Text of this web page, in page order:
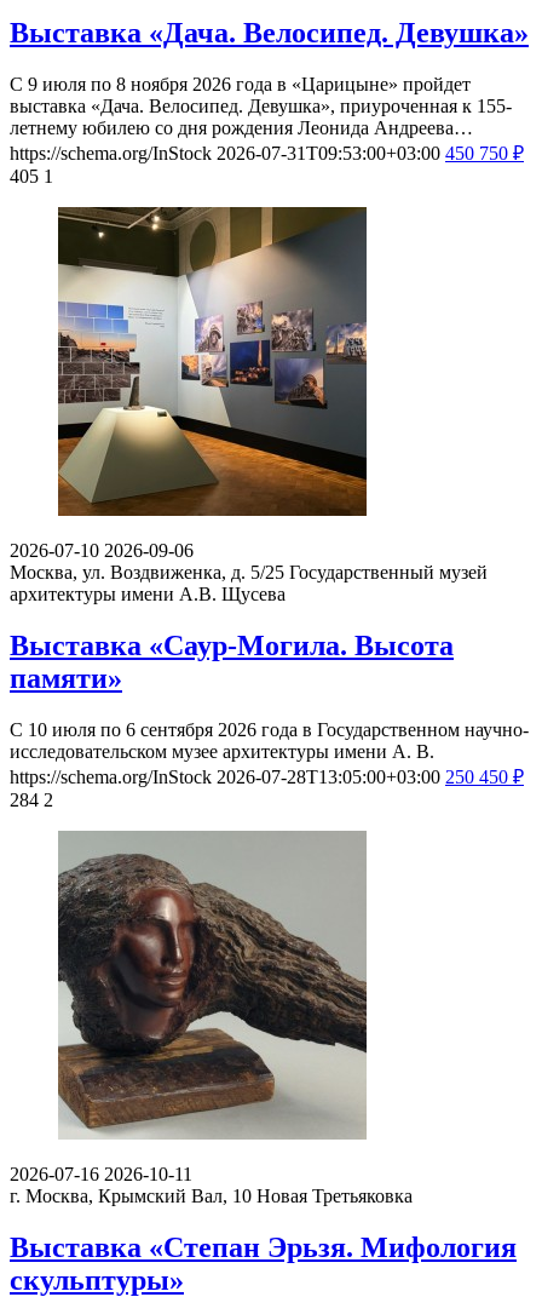
Выставка «Дача. Велосипед. Девушка»
С 9 июля по 8 ноября 2026 года в «Царицыне» пройдет
выставка «Дача. Велосипед. Девушка», приуроченная к 155-
летнему юбилею со дня рождения Леонида Андреева…
https://schema.org/InStock 2026-07-31T09:53:00+03:00 450 750 ₽
405 1
2026-07-10 2026-09-06
Москва, ул. Воздвиженка, д. 5/25 Государственный музей
архитектуры имени А.В. Щусева
Выставка «Саур-Могила. Высота
памяти»
С 10 июля по 6 сентября 2026 года в Государственном научно-
исследовательском музее архитектуры имени А. В.
https://schema.org/InStock 2026-07-28T13:05:00+03:00 250 450 ₽
284 2
2026-07-16 2026-10-11
г. Москва, Крымский Вал, 10 Новая Третьяковка
Выставка «Степан Эрьзя. Мифология
скульптуры»